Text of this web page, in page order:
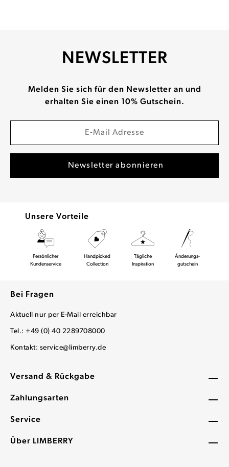
Versand & Rückgabe
Zahlungsarten
Service
Über LIMBERRY
NEWSLETTER
Melden Sie sich für den Newsletter an und
erhalten Sie einen 10% Gutschein.
Unsere Vorteile
Persönlicher
Kundenservice
Handpicked
Collection
Tägliche
Inspiration
Änderungs-
gutschein
Bei Fragen
Aktuell nur per E-Mail erreichbar
Tel.: +49 (0) 40 2289708000
Kontakt: service@limberry.de